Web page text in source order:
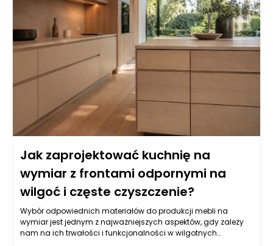
Jak zaprojektować kuchnię na
wymiar z frontami odpornymi na
wilgoć i częste czyszczenie?
Wybór odpowiednich materiałów do produkcji mebli na
wymiar jest jednym z najważniejszych aspektów, gdy zależy
nam na ich trwałości i funkcjonalności w wilgotnych